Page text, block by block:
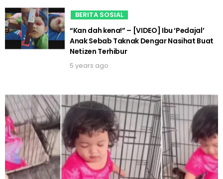
BERITA SOSIAL
“Kan dah kena!” – [VIDEO] Ibu ‘Pedajal’
Anak Sebab Taknak Dengar Nasihat Buat
Netizen Terhibur
5 years ago